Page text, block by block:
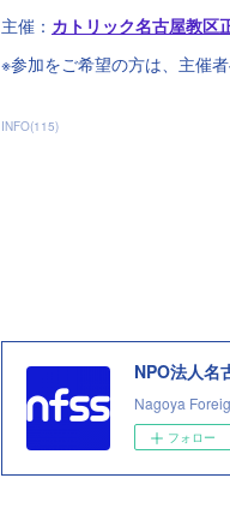
主催： カトリック名古屋教区
※参加をご希望の方は、主催
INFO(115)
NPO法人名
Nagoya
フォロー